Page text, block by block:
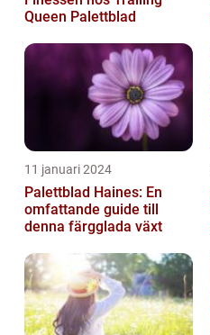
Queen Palettblad
11 januari 2024
Palettblad Haines: En
omfattande guide till
denna färgglada växt